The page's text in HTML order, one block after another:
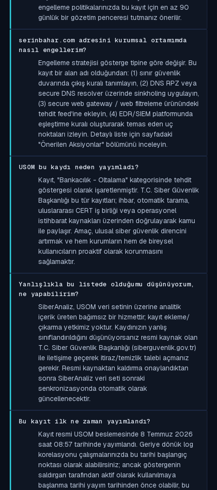
engelleme politikalarınızda bu kayıt için en az 90
günlük bir gözetim penceresi tutmanız önerilir.
serinbahar.com adresini kurumsal ortamımda
nasıl engellerim?
Engelleme stratejisi gösterge tipine göre değişir. Bu
kayıt bir alan adı olduğundan: (1) sınır güvenlik
duvarında çıkış kuralı tanımlayın, (2) DNS RPZ veya
secure DNS resolver üzerinde sinkholing uygulayın,
(3) secure web gateway / web filtreleme ürünündeki
tehdit feed'ine ekleyin, (4) EDR/SIEM platformunda
eşleştirme kuralı oluşturarak temas eden uç
noktaları izleyin. Detaylı liste için sayfadaki
"Önerilen Aksiyonlar" bölümünü inceleyin.
USOM bu kaydı neden yayımladı?
Kayıt, "Bankacılık - Oltalama" kategorisinde tehdit
göstergesi olarak işaretlenmiştir. T.C. Siber Güvenlik
Başkanlığı bu tür kayıtları; ihbar, otomatik tarama,
uluslararası CERT iş birliği veya operasyonel
istihbarat kaynakları üzerinden doğrulayarak kamu
ile paylaşır. Amaç, ulusal siber güvenlik direncini
artırmak ve hem kurumların hem de bireysel
kullanıcıların proaktif olarak korunmasını
sağlamaktır.
Yanlışlıkla bu listede olduğumu düşünüyorum,
ne yapabilirim?
SiberAnaliz, USOM veri setinin üzerine analitik
içerik üreten bağımsız bir hizmettir; kayıt ekleme/
çıkarma yetkimiz yoktur. Kaydınızın yanlış
sınıflandırıldığını düşünüyorsanız resmi kaynak olan
T.C. Siber Güvenlik Başkanlığı (siberguvenlik.gov.tr)
ile iletişime geçerek itiraz/temizlik talebi açmanız
gerekir. Resmi kaynaktan kaldırma onaylandıktan
sonra SiberAnaliz veri seti sonraki
senkronizasyonda otomatik olarak
güncellenecektir.
Bu kayıt ilk ne zaman yayımlandı?
Kayıt resmi USOM beslemesinde 8 Temmuz 2026
saat 08:57 tarihinde yayımlandı. Geriye dönük log
korelasyonu çalışmalarınızda bu tarihi başlangıç
noktası olarak alabilirsiniz; ancak göstergenin
saldırgan tarafından aktif olarak kullanılmaya
başlanma tarihi yayım tarihinden önce olabilir, bu